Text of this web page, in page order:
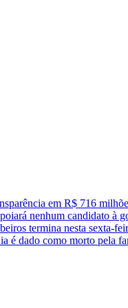
em R$ 716
nenhum candidato à
termina nesta sexta-
é dado como morto pela